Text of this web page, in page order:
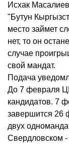
Исхак
"Бутун
место займет
нет, то он
случае
свой мандат.
Подача
До 7 февраля
кандидатов. 7
завершится 26
двух
Свердловском